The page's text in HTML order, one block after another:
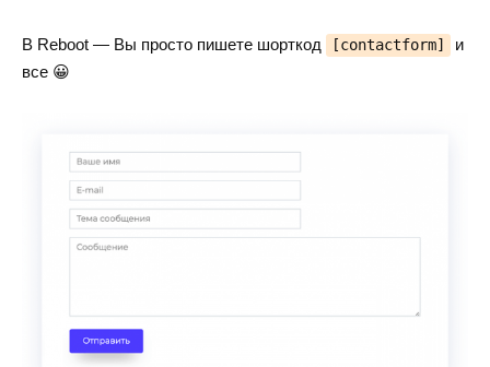
В Reboot — Вы просто пишете шорткод [contactform]
и
все 😀